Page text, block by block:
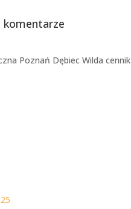
komentarze
Poznań Dębiec Wilda cennik